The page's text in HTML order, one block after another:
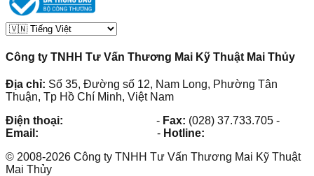
Công ty TNHH Tư Vấn Thương Mai Kỹ Thuật Mai Thủy
Địa chỉ: Số 35, Đường số 12, Nam Long, Phường Tân
Thuận, Tp Hồ Chí Minh, Việt Nam
Điện thoại:
- Fax: (028) 37.733.705 -
Email:
- Hotline:
© 2008-2026 Công ty TNHH Tư Vấn Thương Mai Kỹ Thuật
Mai Thủy